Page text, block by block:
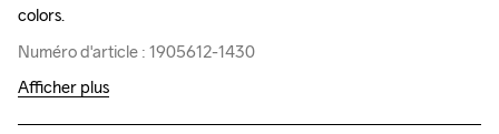
colors.
Numéro d'article : 1905612-1430
colors.
Numéro d'article : 1905612-1430
Afficher plus